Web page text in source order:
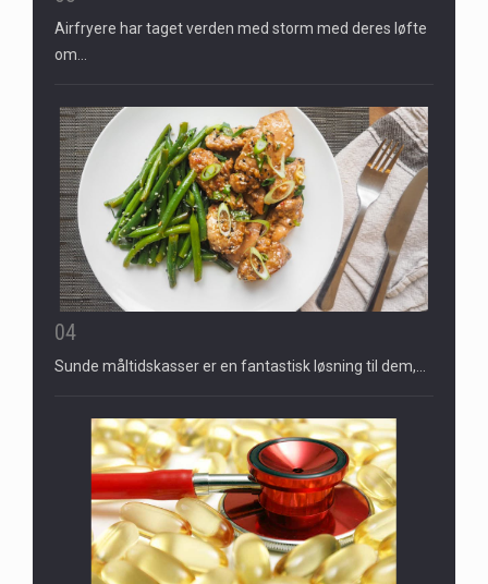
Airfryere har taget verden med storm med deres løfte
om…
04
Sunde måltidskasser er en fantastisk løsning til dem,…